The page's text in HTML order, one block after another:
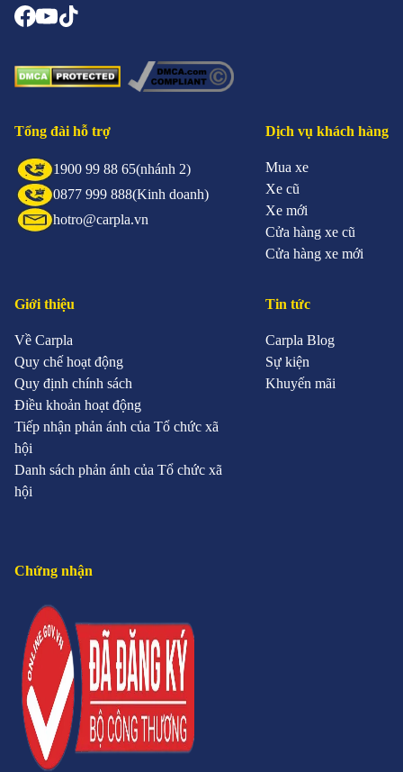
Tổng đài hỗ trợ
1900 99 88 65(nhánh 2)
0877 999 888(Kinh doanh)
hotro@carpla.vn
Dịch vụ khách hàng
Mua xe
Xe cũ
Xe mới
Cửa hàng xe cũ
Cửa hàng xe mới
Giới thiệu
Về Carpla
Quy chế hoạt động
Quy định chính sách
Điều khoản hoạt động
Tiếp nhận phản ánh của Tổ chức xã
hội
Danh sách phản ánh của Tổ chức xã
hội
Tin tức
Carpla Blog
Sự kiện
Khuyến mãi
Chứng nhận